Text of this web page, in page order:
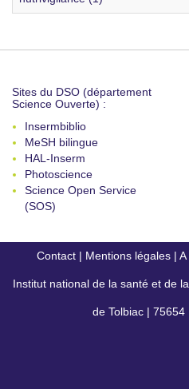
Sites du DSO (département
Science Ouverte) :
Insermbiblio
MeSH bilingue
HAL-Inserm
Photoscience
Science Open Service
(SOS)
Contact | Mentions légales | A
Institut national de la santé et de
de Tolbiac | 75654